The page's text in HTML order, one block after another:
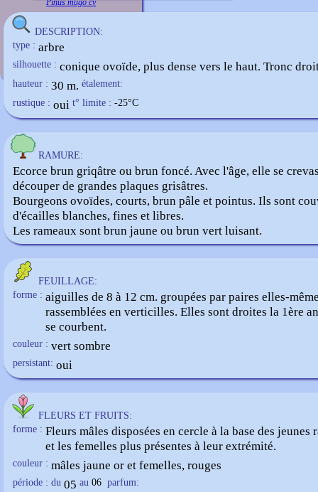
Pinus mugo cv
DESCRIPTION:
type : arbre
silhouette : conique ovoïde, plus dense vers le haut. Tronc
hauteur : 30 m. étalement:
rustique : oui t° limite : -25°C
RAMURE:
Ecorce brun griqâtre ou brun foncé. Avec l'âge, elle se
découper de grandes plaques grisâtres.
Bourgeons ovoïdes, courts, brun pâle et pointus. Ils sont
d'écailles blanches, fines et libres.
Les rameaux sont brun jaune ou brun vert luisant.
FEUILLAGE:
forme : aiguilles de 8 à 12 cm. groupées par paires elles-
rassemblées en verticilles. Elles sont droites la 1ère
se courbent.
couleur : vert sombre
persistant: oui
FLEURS ET FRUITS:
forme : Fleurs mâles disposées en cercle à la base des jeunes
et les femelles plus présentes à leur extrémité.
couleur : mâles jaune or et femelles, rouges
période : du 05 au 06 parfum: